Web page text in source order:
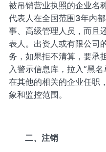
被吊销营业执照的企业名
代表人在全国范围3年内
事、高级管理人员，而且
表人。出资人或有限公司
务，如果拒不清算，要承
入警示信息库，拉入“黑
在其他的相关的企业任职
象和监控范围。
二、注销